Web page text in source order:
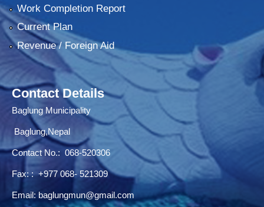
Work Completion Report
Current Plan
Revenue / Foreign Aid
Contact Details
Baglung Municipality
Baglung,Nepal
Contact No.: 068-520306
Fax: : +977 068- 521309
Email: baglungmun@gmail.com